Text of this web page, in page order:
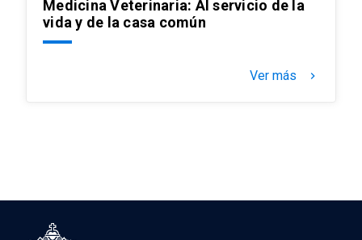
Medicina Veterinaria: Al servicio de la
vida y de la casa común
Ver más keyboard_arrow_right